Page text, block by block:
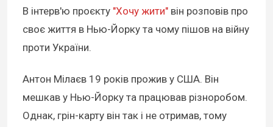
В інтерв'ю проєкту "Хочу жити" він розповів про
своє життя в Нью-Йорку та чому пішов на війну
проти України.
Антон Мілаєв 19 років прожив у США. Він
мешкав у Нью-Йорку та працював різноробом.
Однак, грін-карту він так і не отримав, тому